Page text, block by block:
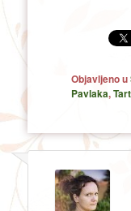
Objavljeno u
Pavlaka,Tart